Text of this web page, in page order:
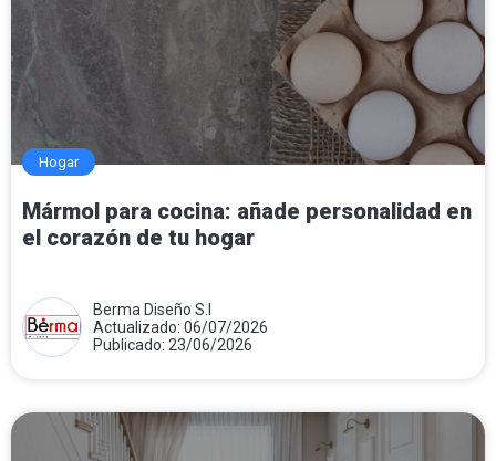
Hogar
Mármol para cocina: añade personalidad en
el corazón de tu hogar
Berma Diseño S.l
Actualizado: 06/07/2026
Publicado: 23/06/2026